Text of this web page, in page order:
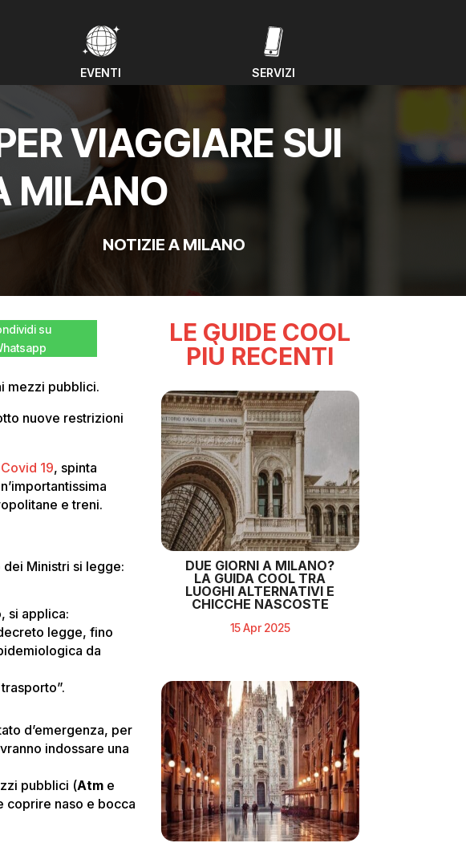
EVENTI SERVIZI
VIAGGIARE SUI
MILANO
NOTIZIE A MILANO
su
mezzi pubblici.
nuove restrizioni
19, spinta
e treni.
Ministri si legge:
si applica:
legge, fino
da
d’emergenza, per
indossare una
pubblici (Atm e
coprire naso e bocca
LE GUIDE COOL
PIÙ RECENTI
DUE GIORNI A MILANO?
LA GUIDA COOL TRA
LUOGHI ALTERNATIVI E
CHICCHE NASCOSTE
15 Apr 2025